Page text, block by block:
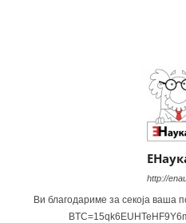
http://
Ви благодариме за секоја ваша